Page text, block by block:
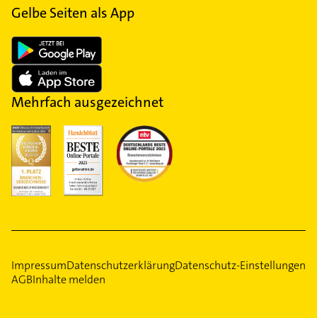
Gelbe Seiten als App
Mehrfach ausgezeichnet
ImpressumDatenschutzerklärungDatenschutz-Einstellungen
AGBInhalte melden